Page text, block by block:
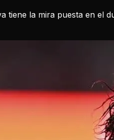
tiene la mira puesta en